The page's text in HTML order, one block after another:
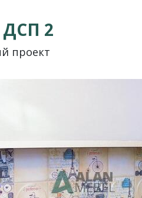
ДСП 2
проект